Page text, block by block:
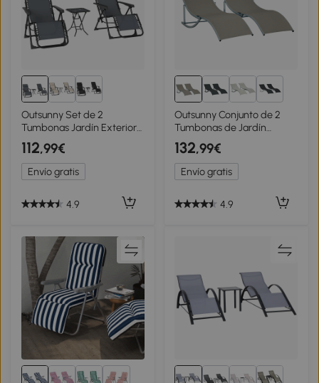
Outsunny Set de 2
Tumbonas Jardín Exterior
Plegables de Gravedad
Cero con Mesa Auxiliar con
Portavasos Reposacabezas
Gris
112,99€
Envío gratis
4.9
2+
Outsunny Conjunto de 2
Tumbonas de Jardín
Tumbonas Plegables con
Marco de Aluminio
Texteline para Piscina Patio
165x61x63 cm Gris
132,99€
Envío gratis
4.9